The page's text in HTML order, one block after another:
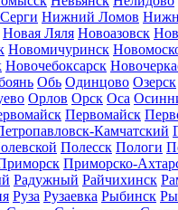
Нижний Ломов
Новая Ляля Новоазовск
Новомичуринск
Новочебоксарск
Обь Одинцово Озерск
Орлов Орск Оса
Первомайск
Камчатский
Полесск Пологи
Приморско-
Радужный Райчихинск
Руза Рузаевка Рыбинск